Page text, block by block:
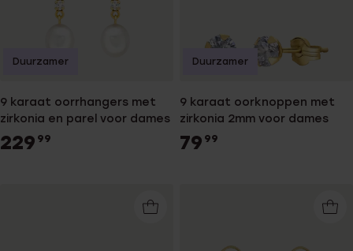
9 karaat oorrhangers met
zirkonia en parel voor dames
229 99
Duurzamer
9 karaat oorknoppen met
zirkonia 2mm voor dames
79 99
Duurzamer